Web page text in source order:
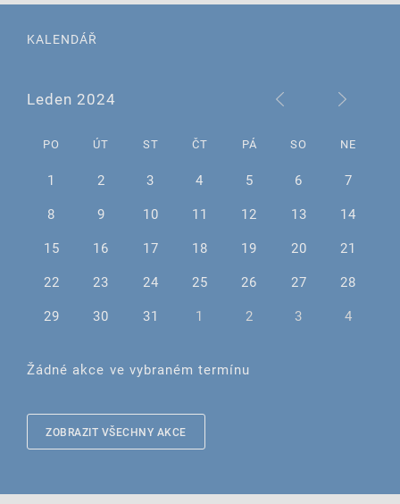
KALENDÁŘ
Leden 2024
PO ÚT ST ČT PÁ SO NE
1 2 3 4 5 6
7
8
9 10 11 12 13
14
15
16 17 18 19 20
21
22
23 24 25 26 27
28
29
30 31 1 2 3 4
Žádné akce ve vybraném termínu
ZOBRAZIT VŠECHNY AKCE